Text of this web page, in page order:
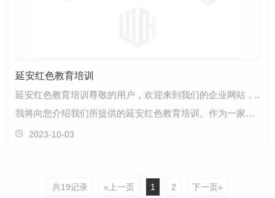
延安红色教育培训
延安红色教育培训尊敬的用户，欢迎来到我们的企业网站，..
我将向您介绍我们所提供的延安红色教育培训。作为一家专
注于红色教育培训的机构，我们致力于传承和弘扬延…
2023-10-03
共19记录 «上一页 1 2 下一页»